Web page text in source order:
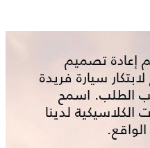
إعادة تصميم
سيارة فريدة
الطلب. اسمح
الكلاسيكية لدينا